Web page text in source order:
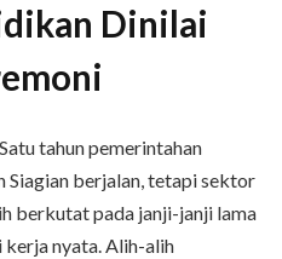
Dinilai
tahun pemerintahan
Siagian berjalan, tetapi sektor
berkutat pada janji-janji lama
kerja nyata. Alih-alih